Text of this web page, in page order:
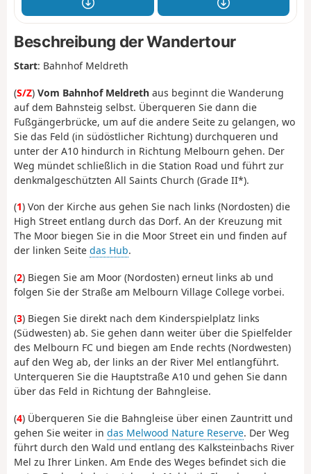
Beschreibung der Wandertour
Start: Bahnhof Meldreth
(S/Z) Vom Bahnhof Meldreth aus beginnt die Wanderung
auf dem Bahnsteig selbst. Überqueren Sie dann die
Fußgängerbrücke, um auf die andere Seite zu gelangen, wo
Sie das Feld (in südöstlicher Richtung) durchqueren und
unter der A10 hindurch in Richtung Melbourn gehen. Der
Weg mündet schließlich in die Station Road und führt zur
denkmalgeschützten All Saints Church (Grade II*).
(1) Von der Kirche aus gehen Sie nach links (Nordosten) die
High Street entlang durch das Dorf. An der Kreuzung mit
The Moor biegen Sie in die Moor Street ein und finden auf
der linken Seite das Hub.
(2) Biegen Sie am Moor (Nordosten) erneut links ab und
folgen Sie der Straße am Melbourn Village College vorbei.
(3) Biegen Sie direkt nach dem Kinderspielplatz links
(Südwesten) ab. Sie gehen dann weiter über die Spielfelder
des Melbourn FC und biegen am Ende rechts (Nordwesten)
auf den Weg ab, der links an der River Mel entlangführt.
Unterqueren Sie die Hauptstraße A10 und gehen Sie dann
über das Feld in Richtung der Bahngleise.
(4) Überqueren Sie die Bahngleise über einen Zauntritt und
gehen Sie weiter in das Melwood Nature Reserve. Der Weg
führt durch den Wald und entlang des Kalksteinbachs River
Mel zu Ihrer Linken. Am Ende des Weges befindet sich die